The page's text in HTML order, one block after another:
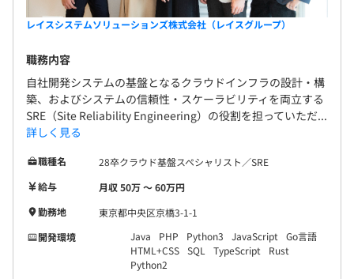
レイスシステムソリューションズ株式会社（レイスグループ）
職務内容
自社開発システムの基盤となるクラウドインフラの設計・構
築、およびシステムの信頼性・スケーラビリティを両立する
SRE（Site Reliability Engineering）の役割を担っていただ...
詳しく見る
職種名
28卒クラウド基盤スペシャリスト／SRE
給与
月収 50万 〜 60万円
勤務地
東京都中央区京橋3-1-1
開発環境
Java PHP Python3 JavaScript
Go言語
HTML+CSS SQL TypeScript
Rust
Python2